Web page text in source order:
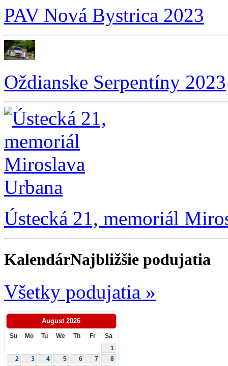
PAV Nová Bystrica 2023
Oždianske Serpentíny 2023
Ústecká 21, memoriál
KalendárNajbližšie podujatia
Všetky podujatia »
August 2026
Su Mo Tu We Th Fr Sa
1
2
3 4 5 6 7
8